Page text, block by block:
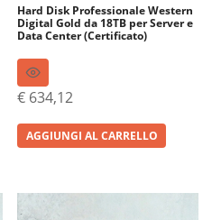
Hard Disk Professionale Western
Digital Gold da 18TB per Server e
Data Center (Certificato)
€ 634,12
AGGIUNGI AL CARRELLO